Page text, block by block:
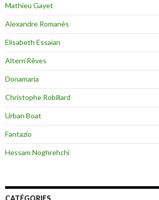
Mathieu Gayet
Alexandre Romanès
Elisabeth Essaïan
Altern’Rêves
Donamaria
Christophe Robillard
Urban Boat
Fantazio
Hessam Noghrehchi
CATÉGORIES